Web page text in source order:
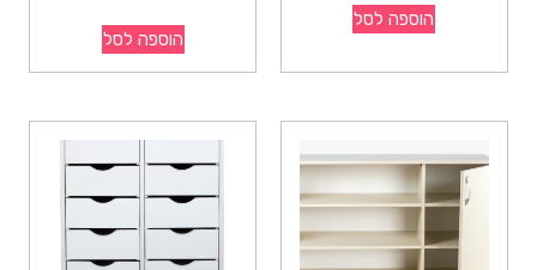
הוספה לסל
הוספה לסל